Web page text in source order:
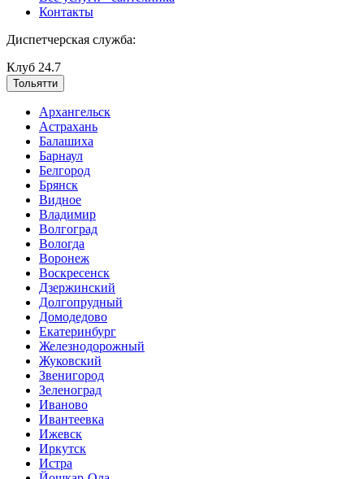
Контакты
Диспетчерская служба:
Клуб 24.7
Тольятти
Архангельск
Астрахань
Балашиха
Барнаул
Белгород
Брянск
Видное
Владимир
Волгоград
Вологда
Воронеж
Воскресенск
Дзержинский
Долгопрудный
Домодедово
Екатеринбург
Железнодорожный
Жуковский
Звенигород
Зеленоград
Иваново
Ивантеевка
Ижевск
Иркутск
Истра